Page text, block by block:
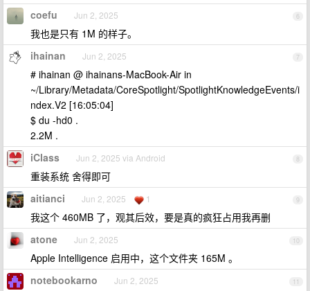
6
coefu Jun 2, 2025
我也是只有 1M 的样子。
7
ihainan Jun 2, 2025
# ihainan @ ihainans-MacBook-Air in
~/Library/Metadata/CoreSpotlight/SpotlightKnowledgeEvents/i
ndex.V2 [16:05:04]
$ du -hd0 .
2.2M .
8
iClass Jun 2, 2025 via Android
重装系统 舍得即可
9
aitianci Jun 2, 2025 1
我这个 460MB 了，观其后效，要是真的疯狂占用我再删
10
atone Jun 2, 2025
Apple Intelligence 启用中，这个文件夹 165M 。
11
notebookarno Jun 2, 2025